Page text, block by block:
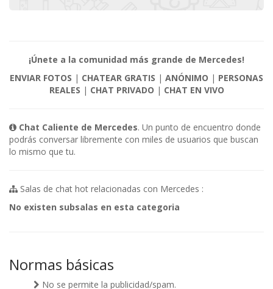
¡Únete a la comunidad más grande de Mercedes!
ENVIAR FOTOS | CHATEAR GRATIS | ANÓNIMO | PERSONAS
REALES | CHAT PRIVADO | CHAT EN VIVO
Chat Caliente de Mercedes. Un punto de encuentro donde
podrás conversar libremente con miles de usuarios que buscan
lo mismo que tu.
Salas de chat hot relacionadas con Mercedes :
No existen subsalas en esta categoria
Normas básicas
No se permite la publicidad/spam.